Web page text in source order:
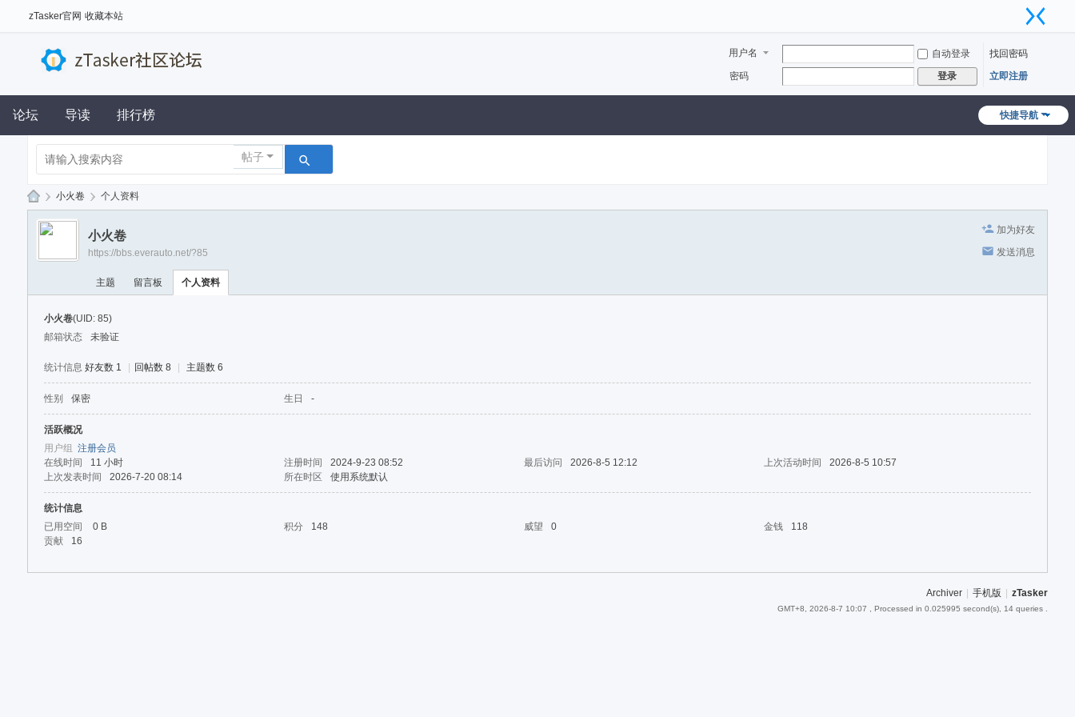
zTasker官网 收藏本站
用户名 自动登录
找回密码
密码
登录 立即注册
快捷导航
论坛 导读 排行榜
帖子
› 小火卷 › 个人资料
加为好友
发送消息
小火卷
https://bbs.everauto.net/?85
主题 留言板 个人资料
小火卷(UID: 85)
邮箱状态
未验证
统计信息 好友数 1 回帖数 8 主题数 6
性别 保密 生日 -
活跃概况
用户组 注册会员
在线时间
11 小时 注册时间 2024-9-23 08:52 最后访问 2026-8-5 12:12 上次活动时间
2026-8-5 10:57
上次发表时间
2026-7-20 08:14 所在时区 使用系统默认
统计信息
已用空间
0 B 积分 148 威望 0 金钱
118
贡献
16
Archiver 手机版 zTasker
GMT+8, 2026-8-7 10:07 , Processed in 0.025995 second(s), 14 queries .